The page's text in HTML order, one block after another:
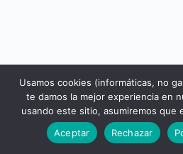
libros.eco © - Desde Barcelona
Devoluciones y reembolsos|
Usamos cookies (informáticas, no
te damos la mejor experiencia en
usando este sitio, asumiremos que
Aceptar
Rechazar